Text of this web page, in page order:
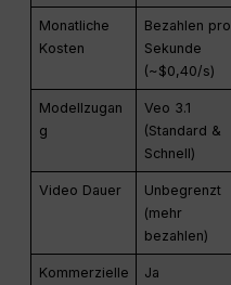
Monatliche
Kosten
Bezahlen pro
Sekunde
(~$0,40/s)
Modellzugan
g
Veo 3.1
(Standard &
Schnell)
Video Dauer
Unbegrenzt
(mehr
bezahlen)
Kommerzielle
Ja